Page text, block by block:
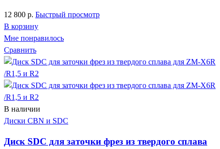
12 800 р. Быстрый просмотр
В корзину
Мне понравилось
Сравнить
В наличии
Диски CBN и SDC
Диск SDC для заточки фрез из твердого сплава